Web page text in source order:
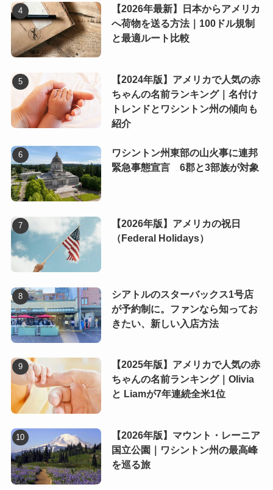
【2026年最新】日本からアメリカ
へ荷物を送る方法｜100ドル規制
と最適ルート比較
【2024年版】アメリカで人気の赤
ちゃんの名前ランキング｜名付け
トレンドとワシントン州の傾向も
紹介
ワシントン州東部の山火事に連邦
緊急事態宣言 6郡と3部族が対象
【2026年版】アメリカの祝日
（Federal Holidays）
シアトルのスターバックス1号店
が予約制に。ファンなら知ってお
きたい、新しい入店方法
【2025年版】アメリカで人気の赤
ちゃんの名前ランキング｜Olivia
と Liamが7年連続全米1位
【2026年版】マウント・レーニア
国立公園｜ワシントン州の最高峰
を巡る旅